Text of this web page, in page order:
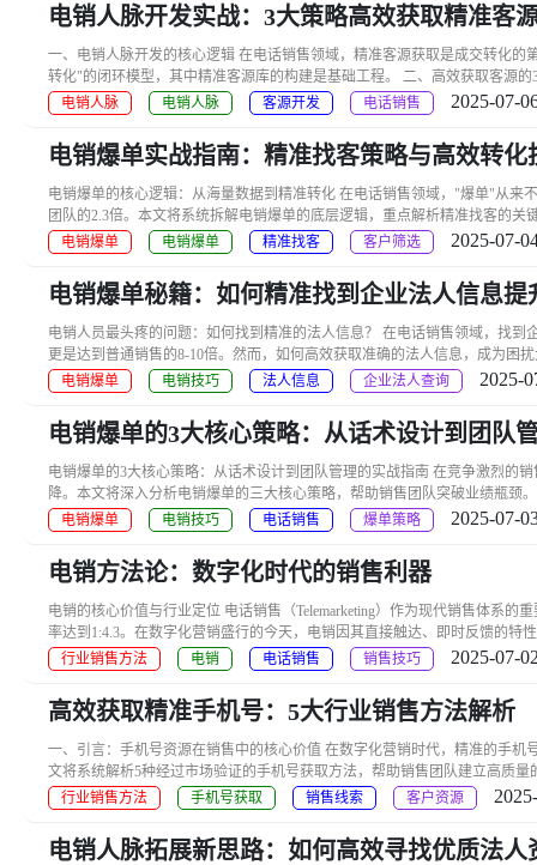
电销人脉开发实战：3大策略高效获取精准客
一、电销人脉开发的核心逻辑 在电话销售领域，精准客源获取是成交转化
转化"的闭环模型，其中精准客源库的构建是基础工程。 二、高效获取客源
电销人脉
电销人脉 客源开发 电话销售 2025-07-
电销爆单实战指南：精准找客策略与高效转化
电销爆单的核心逻辑：从海量数据到精准转化 在电话销售领域，"爆单"从来
团队的2.3倍。本文将系统拆解电销爆单的底层逻辑，重点解析精准找客的关
电销爆单
电销爆单 精准找客 客户筛选 2025-07-
电销爆单秘籍：如何精准找到企业法人信息提
电销人员最头疼的问题：如何找到精准的法人信息？ 在电话销售领域，找
更是达到普通销售的8-10倍。然而，如何高效获取准确的法人信息，成为困
电销爆单
电销技巧 法人信息 企业法人查询 2025-
电销爆单的3大核心策略：从话术设计到团队
电销爆单的3大核心策略：从话术设计到团队管理的实战指南 在竞争激烈的
降。本文将深入分析电销爆单的三大核心策略，帮助销售团队突破业绩瓶颈
电销爆单
电销技巧 电话销售 爆单策略 2025-07-
电销方法论：数字化时代的销售利器
电销的核心价值与行业定位 电话销售（Telemarketing）作为现代销售体系
率达到1:4.3。在数字化营销盛行的今天，电销因其直接触达、即时反馈的特
行业销售方法
电销 电话销售 销售技巧 2025-07-
高效获取精准手机号：5大行业销售方法解析
一、引言：手机号资源在销售中的核心价值 在数字化营销时代，精准的手机
文将系统解析5种经过市场验证的手机号获取方法，帮助销售团队建立高质
行业销售方法
手机号获取 销售线索 客户资源
电销人脉拓展新思路：如何高效寻找优质法人